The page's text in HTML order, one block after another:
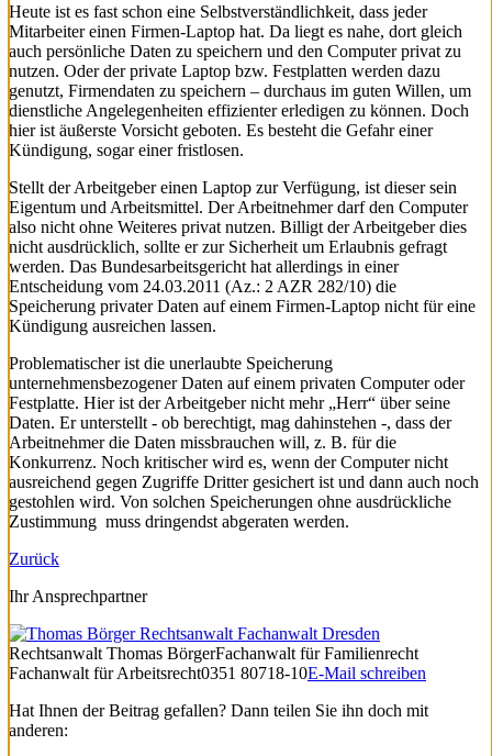
Heute ist es fast schon eine Selbstverständlichkeit, dass jeder
Mitarbeiter einen Firmen-Laptop hat. Da liegt es nahe, dort gleich
auch persönliche Daten zu speichern und den Computer privat zu
nutzen. Oder der private Laptop bzw. Festplatten werden dazu
genutzt, Firmendaten zu speichern – durchaus im guten Willen, um
dienstliche Angelegenheiten effizienter erledigen zu können. Doch
hier ist äußerste Vorsicht geboten. Es besteht die Gefahr einer
Kündigung, sogar einer fristlosen.
Stellt der Arbeitgeber einen Laptop zur Verfügung, ist dieser sein
Eigentum und Arbeitsmittel. Der Arbeitnehmer darf den Computer
also nicht ohne Weiteres privat nutzen. Billigt der Arbeitgeber dies
nicht ausdrücklich, sollte er zur Sicherheit um Erlaubnis gefragt
werden. Das Bundesarbeitsgericht hat allerdings in einer
Entscheidung vom 24.03.2011 (Az.: 2 AZR 282/10) die
Speicherung privater Daten auf einem Firmen-Laptop nicht für eine
Kündigung ausreichen lassen.
Problematischer ist die unerlaubte Speicherung
unternehmensbezogener Daten auf einem privaten Computer oder
Festplatte. Hier ist der Arbeitgeber nicht mehr „Herr“ über seine
Daten. Er unterstellt - ob berechtigt, mag dahinstehen -, dass der
Arbeitnehmer die Daten missbrauchen will, z. B. für die
Konkurrenz. Noch kritischer wird es, wenn der Computer nicht
ausreichend gegen Zugriffe Dritter gesichert ist und dann auch noch
gestohlen wird. Von solchen Speicherungen ohne ausdrückliche
Zustimmung muss dringendst abgeraten werden.
Zurück
Ihr Ansprechpartner
Rechtsanwalt Thomas BörgerFachanwalt für Familienrecht
Fachanwalt für Arbeitsrecht0351 80718-10E-Mail schreiben
Hat Ihnen der Beitrag gefallen? Dann teilen Sie ihn doch mit
anderen: